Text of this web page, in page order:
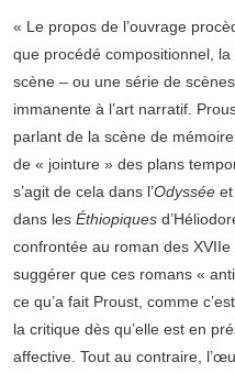
« Le propos de l’ouvrage
que procédé compositionnel,
scène – ou une série de
immanente à l’art narratif.
parlant de la scène de
de « jointure » des plans
s’agit de cela dans l’Odyssée
dans les Éthiopiques
confrontée au roman des
suggérer que ces romans «
ce qu’a fait Proust, comme
la critique dès qu’elle est en
affective. Tout au contraire,